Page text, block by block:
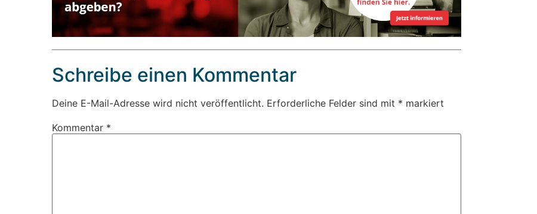
Schreibe einen Kommentar
Deine E-Mail-Adresse wird nicht veröffentlicht. Erforderliche Felder sind mit * markiert
Kommentar *